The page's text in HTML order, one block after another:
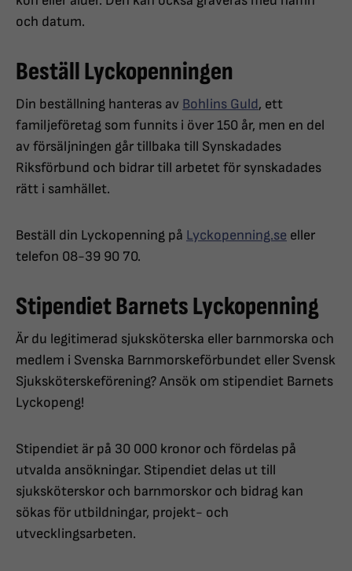
och datum.
Beställ Lyckopenningen
Din beställning hanteras av Bohlins Guld, ett
familjeföretag som funnits i över 150 år, men en del
av försäljningen går tillbaka till Synskadades
Riksförbund och bidrar till arbetet för synskadades
rätt i samhället.
Beställ din Lyckopenning på Lyckopenning.se eller
telefon 08-39 90 70.
Stipendiet Barnets Lyckopenning
Är du legitimerad sjuksköterska eller barnmorska och
medlem i Svenska Barnmorskeförbundet eller Svensk
Sjuksköterskeförening? Ansök om stipendiet Barnets
Lyckopeng!
Stipendiet är på 30 000 kronor och fördelas på
utvalda ansökningar. Stipendiet delas ut till
sjuksköterskor och barnmorskor och bidrag kan
sökas för utbildningar, projekt- och
utvecklingsarbeten.